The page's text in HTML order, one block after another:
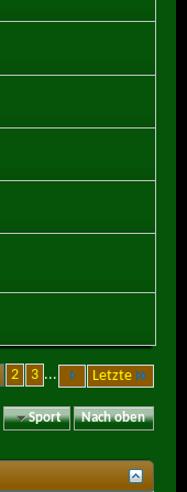
2 3 ... Letzte
Sport Nach oben